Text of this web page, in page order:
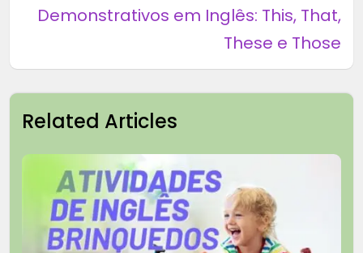
Demonstrativos em Inglês: This, That,
These e Those
Related Articles